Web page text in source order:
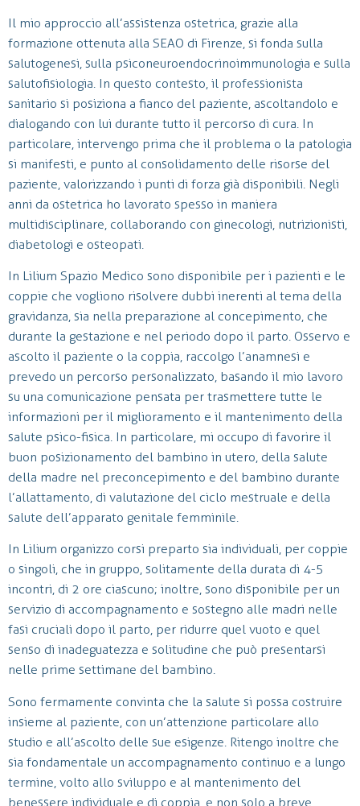
Il mio approccio all’assistenza ostetrica, grazie alla
formazione ottenuta alla SEAO di Firenze, si fonda sulla
salutogenesi, sulla psiconeuroendocrinoimmunologia e sulla
salutofisiologia. In questo contesto, il professionista
sanitario si posiziona a fianco del paziente, ascoltandolo e
dialogando con lui durante tutto il percorso di cura. In
particolare, intervengo prima che il problema o la patologia
si manifesti, e punto al consolidamento delle risorse del
paziente, valorizzando i punti di forza già disponibili. Negli
anni da ostetrica ho lavorato spesso in maniera
multidisciplinare, collaborando con ginecologi, nutrizionisti,
diabetologi e osteopati.
In Lilium Spazio Medico sono disponibile per i pazienti e le
coppie che vogliono risolvere dubbi inerenti al tema della
gravidanza, sia nella preparazione al concepimento, che
durante la gestazione e nel periodo dopo il parto. Osservo e
ascolto il paziente o la coppia, raccolgo l’anamnesi e
prevedo un percorso personalizzato, basando il mio lavoro
su una comunicazione pensata per trasmettere tutte le
informazioni per il miglioramento e il mantenimento della
salute psico-fisica. In particolare, mi occupo di favorire il
buon posizionamento del bambino in utero, della salute
della madre nel preconcepimento e del bambino durante
l’allattamento, di valutazione del ciclo mestruale e della
salute dell’apparato genitale femminile.
In Lilium organizzo corsi preparto sia individuali, per coppie
o singoli, che in gruppo, solitamente della durata di 4-5
incontri, di 2 ore ciascuno; inoltre, sono disponibile per un
servizio di accompagnamento e sostegno alle madri nelle
fasi cruciali dopo il parto, per ridurre quel vuoto e quel
senso di inadeguatezza e solitudine che può presentarsi
nelle prime settimane del bambino.
Sono fermamente convinta che la salute si possa costruire
insieme al paziente, con un’attenzione particolare allo
studio e all’ascolto delle sue esigenze. Ritengo inoltre che
sia fondamentale un accompagnamento continuo e a lungo
termine, volto allo sviluppo e al mantenimento del
benessere individuale e di coppia, e non solo a breve